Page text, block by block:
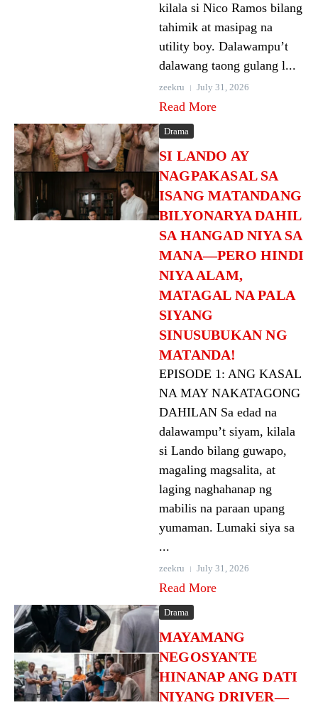
kilala si Nico Ramos bilang
tahimik at masipag na
utility boy. Dalawampu’t
dalawang taong gulang l...
zeekru July 31, 2026
Read More
Drama
SI LANDO AY
NAGPAKASAL SA
ISANG MATANDANG
BILYONARYA DAHIL
SA HANGAD NIYA SA
MANA—PERO HINDI
NIYA ALAM,
MATAGAL NA PALA
SIYANG
SINUSUBUKAN NG
MATANDA!
EPISODE 1: ANG KASAL
NA MAY NAKATAGONG
DAHILAN Sa edad na
dalawampu’t siyam, kilala
si Lando bilang guwapo,
magaling magsalita, at
laging naghahanap ng
mabilis na paraan upang
yumaman. Lumaki siya sa
...
zeekru July 31, 2026
Read More
Drama
MAYAMANG
NEGOSYANTE
HINANAP ANG DATI
NIYANG DRIVER—